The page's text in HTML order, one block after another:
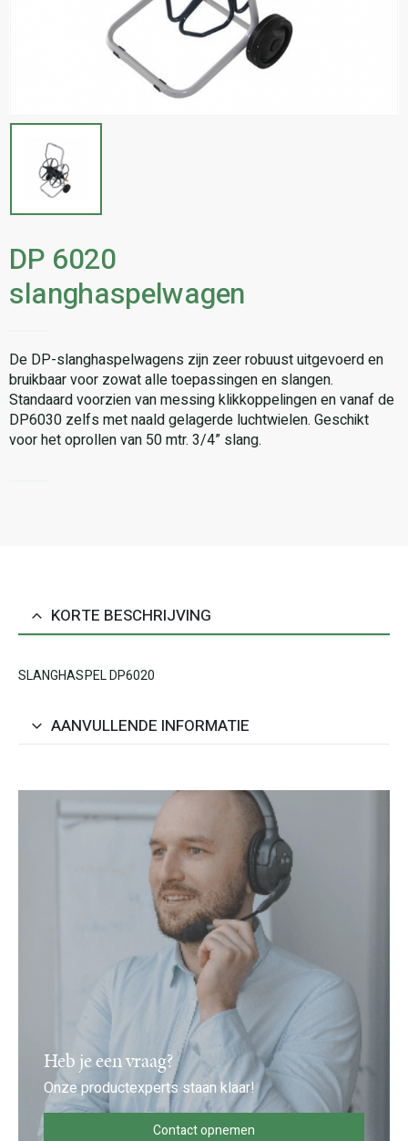
DP 6020
slanghaspelwagen
De DP-slanghaspelwagens zijn zeer robuust uitgevoerd en
bruikbaar voor zowat alle toepassingen en slangen.
Standaard voorzien van messing klikkoppelingen en vanaf de
DP6030 zelfs met naald gelagerde luchtwielen. Geschikt
voor het oprollen van 50 mtr. 3/4” slang.
KORTE BESCHRIJVING
SLANGHASPEL DP6020
AANVULLENDE INFORMATIE
Heb je een vraag?
Onze productexperts staan klaar!
Contact opnemen